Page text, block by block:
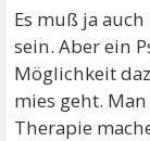
Es muß ja
sein. Aber ein
Möglichkeit
mies geht.
Therapie